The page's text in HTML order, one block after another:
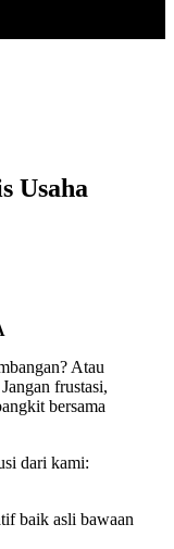
Usaha
Atau
frustasi,
bersama
dari kami:
baik asli bawaan